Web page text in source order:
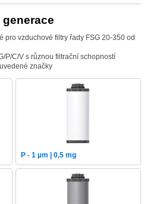
generace
pro vzduchové filtry řady FSG 20-350 od
P/C/V s různou filtrační schopností
značky
P - 1 µm | 0,5 mg